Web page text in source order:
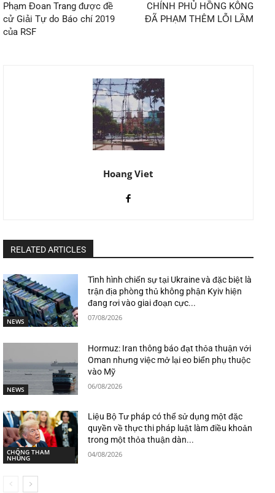
Phạm Đoan Trang được đề
cử Giải Tự do Báo chí 2019
của RSF
CHÍNH PHỦ HỒNG KÔNG
ĐÃ PHẠM THÊM LỖI LẦM
Hoang Viet
RELATED ARTICLES
NEWS
Tình hình chiến sự tại Ukraine và đặc biệt là
trận địa phòng thủ không phận Kyiv hiện
đang rơi vào giai đoạn cực...
07/08/2026
NEWS
Hormuz: Iran thông báo đạt thỏa thuận với
Oman nhưng việc mở lại eo biển phụ thuộc
vào Mỹ
06/08/2026
CHỐNG THAM
NHŨNG
Liệu Bộ Tư pháp có thể sử dụng một đặc
quyền về thực thi pháp luật làm điều khoản
trong một thỏa thuận dàn...
04/08/2026